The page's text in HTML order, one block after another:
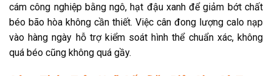
cám công nghiệp bằng ngô, hạt đậu xanh để giảm bớt chất
béo bão hòa không cần thiết. Việc cân đong lượng calo nạp
vào hàng ngày hỗ trợ kiểm soát hình thể chuẩn xác, không
quá béo cũng không quá gầy.